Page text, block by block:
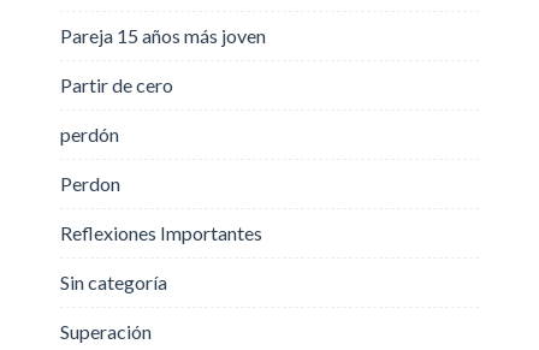
Pareja 15 años más joven
Partir de cero
perdón
Perdon
Reflexiones Importantes
Sin categoría
Superación